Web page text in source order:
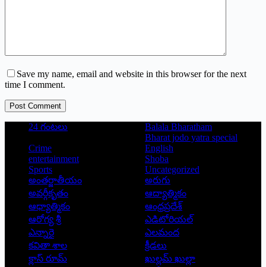
Save my name, email and website in this browser for the next
time I comment.
Post Comment
24 గంటలు
Balala Bharatham
Bharat jodo yatra special
Crime
English
entertainment
Shoba
Sports
Uncategorized
అంతర్జాతీయం
అరుగు
అవర్గీకృతం
ఆద్యాత్మికం
ఆధ్యాత్మికం
ఆంధ్రప్రదేశ్
ఆరోగ్య శ్రీ
ఎడిటోరియల్
ఎన్నారై
ఎలమంద
కవితా శాల
క్రీడలు
క్లాస్ రూమ్
ఖుల్లమ్ ఖుల్లా